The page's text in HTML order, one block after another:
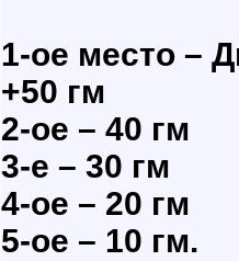
1-ое место –
+50 гм
2-ое – 40 гм
3-е – 30 гм
4-ое – 20 гм
5-ое – 10 гм.